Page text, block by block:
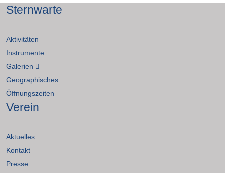
Sternwarte
Aktivitäten
Instrumente
Galerien
Geographisches
Öffnungszeiten
Verein
Aktuelles
Kontakt
Presse